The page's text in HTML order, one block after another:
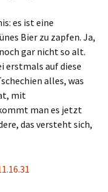
es ist eine
Bier zu zapfen. Ja,
gar nicht so alt.
erstmals auf diese
alles, was
mit
man es jetzt
das versteht sich,